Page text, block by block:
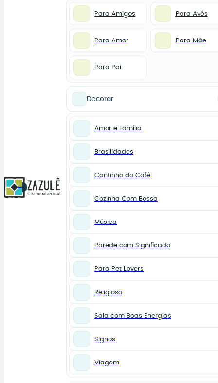
0
Para Amigos Para Avós
Para Amor Para Mãe
Para Pai
Decorar
Amor e Família
Brasilidades
Cantinho do Café
Cozinha Com Bossa
Música
Parede com Significado
Para Pet Lovers
Religioso
Sala com Boas Energias
Signos
Viagem